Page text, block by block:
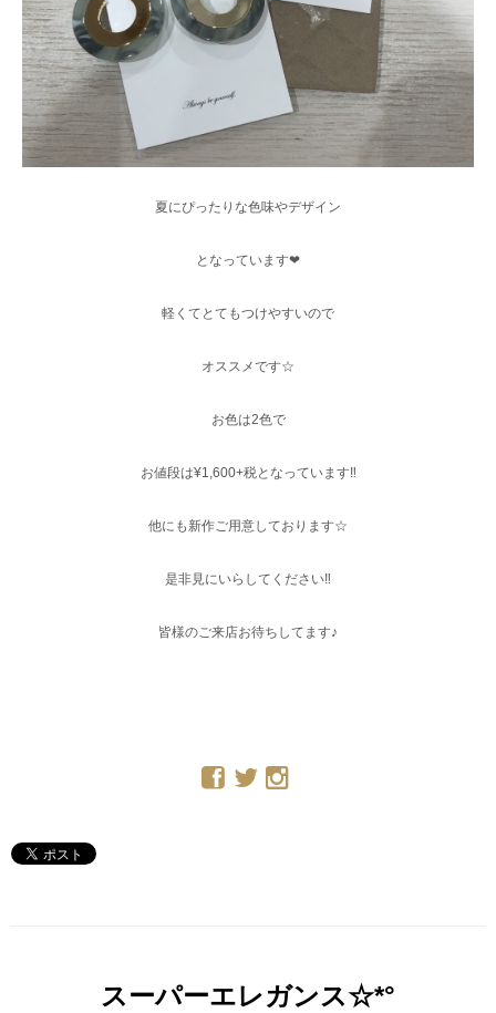
夏にぴったりな色味やデザイン
となっています❤︎
軽くてとてもつけやすいので
オススメです☆
お色は2色で
お値段は¥1,600+税となっています‼︎
他にも新作ご用意しております☆
是非見にいらしてください‼︎
皆様のご来店お待ちしてます♪
スーパーエレガンス☆*°